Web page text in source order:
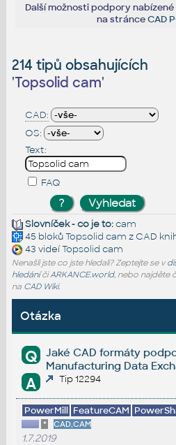
Další možnosti podpory
na stránceCAD
214 tipů obsahujících
'Topsolid cam'
CAD:
OS:
Text:
FAQ
Slovníček - co je to:cam
45 blokůTopsolid cam z CAD
43 videíTopsolid cam
Nenašli jste co jste hledali? Zeptejte se v
hledáníčiARKANCE.world, nebo najděte
na CAD Wiki.
Otázka
Q
Jaké CAD formáty
Manufacturing Data
A Tip 12294
PowerMill FeatureCAM
* CAD,CAM
1.7.2019